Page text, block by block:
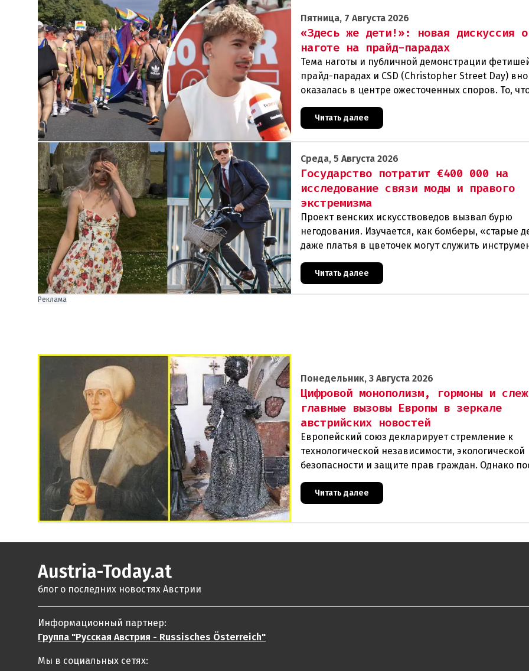
Пятница, 7 Августа 2026
«Здесь же дети!»: новая дискуссия о
наготе на прайд-парадах
Тема наготы и публичной демонстрации
прайд-парадах и CSD (Christopher Street Day)
оказалась в центре ожесточенных споров. То,
Читать далее
Среда, 5 Августа 2026
Государство потратит €400 000 на
исследование связи моды и правого
экстремизма
Проект венских искусствоведов вызвал бурю
негодования. Изучается, как бомберы, «старые
даже платья в цветочек могут служить
пропаганды. Оппоненты требуют ответа от
Читать далее
Реклама
Понедельник, 3 Августа 2026
Цифровой монополизм, гормоны и
главные вызовы Европы в зеркале
австрийских новостей
Европейский союз декларирует стремление к
технологической независимости, экологической
безопасности и защите прав граждан. Однако
события в Австрии и решение Брюсселя
реальная п
Читать далее
Austria-Today.at
блог о последних новостях Австрии
Информационный партнер:
Группа "Русская Австрия - Russisches Österreich"
Мы в социальных сетях: